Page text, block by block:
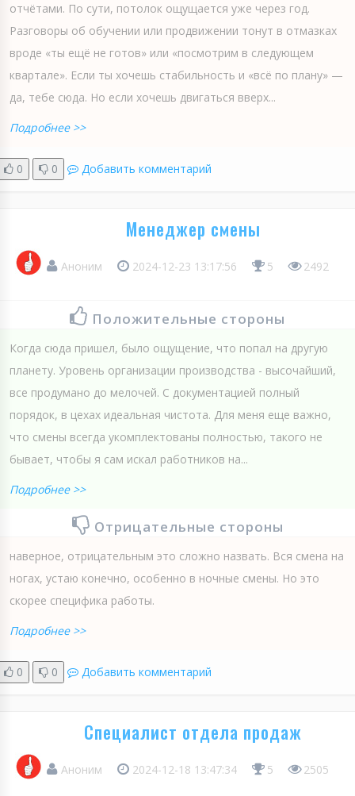
отчётами. По сути, потолок ощущается уже через год.
Разговоры об обучении или продвижении тонут в отмазках
вроде «ты ещё не готов» или «посмотрим в следующем
квартале». Если ты хочешь стабильность и «всё по плану» —
да, тебе сюда. Но если хочешь двигаться вверх...
Подробнее >>
0 0 Добавить комментарий
Менеджер смены
Аноним 2024-12-23 13:17:56 5 2492
Положительные стороны
Когда сюда пришел, было ощущение, что попал на другую
планету. Уровень организации производства - высочайший,
все продумано до мелочей. С документацией полный
порядок, в цехах идеальная чистота. Для меня еще важно,
что смены всегда укомплектованы полностью, такого не
бывает, чтобы я сам искал работников на...
Подробнее >>
Отрицательные стороны
наверное, отрицательным это сложно назвать. Вся смена на
ногах, устаю конечно, особенно в ночные смены. Но это
скорее специфика работы.
Подробнее >>
0 0 Добавить комментарий
Специалист отдела продаж
Аноним 2024-12-18 13:47:34 5 2505